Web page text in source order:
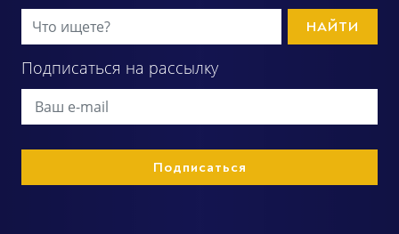
НАЙТИ
Подписаться на рассылку